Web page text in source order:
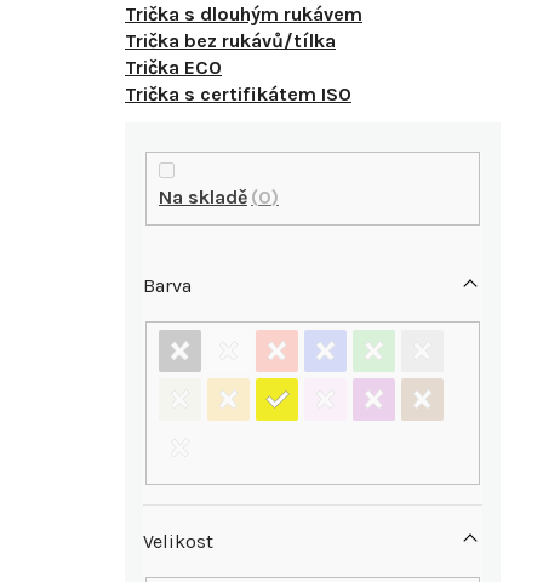
Trička s dlouhým rukávem
Trička bez rukávů/tílka
Trička ECO
Trička s certifikátem ISO
P
n
n
Na skladě 0
Velikost
Barva